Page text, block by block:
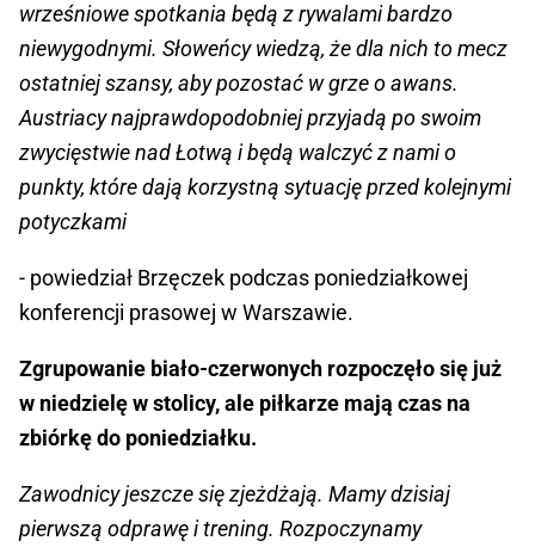
wrześniowe spotkania będą z rywalami bardzo
niewygodnymi. Słoweńcy wiedzą, że dla nich to mecz
ostatniej szansy, aby pozostać w grze o awans.
Austriacy najprawdopodobniej przyjadą po swoim
zwycięstwie nad Łotwą i będą walczyć z nami o
punkty, które dają korzystną sytuację przed kolejnymi
potyczkami
- powiedział Brzęczek podczas poniedziałkowej
konferencji prasowej w Warszawie.
Zgrupowanie biało-czerwonych rozpoczęło się już
w niedzielę w stolicy, ale piłkarze mają czas na
zbiórkę do poniedziałku.
Zawodnicy jeszcze się zjeżdżają. Mamy dzisiaj
pierwszą odprawę i trening. Rozpoczynamy